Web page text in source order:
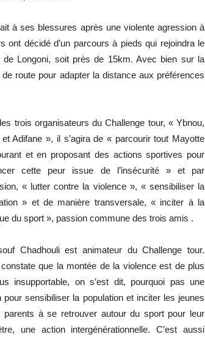
à ses blessures après une violente agression à
ont décidé d’un parcours à pieds qui rejoindra le
Longoni, soit près de 15km. Avec bien sur la
route pour adapter la distance aux préférences
trois organisateurs du Challenge tour, « Ybnou,
Adifane », il s’agira de « parcourir tout Mayotte
et en proposant des actions sportives pour
cette peur issue de l’insécurité » et par
« lutter contre la violence », « sensibiliser la
» et de manière transversale, « inciter à la
du sport », passion commune des trois amis .
Chadhouli est animateur du Challenge tour.
que la montée de la violence est de plus
insupportable, on s’est dit, pourquoi pas une
pour sensibiliser la population et inciter les jeunes
parents à se retrouver autour du sport pour leur
une action intergénérationnelle. C’est aussi